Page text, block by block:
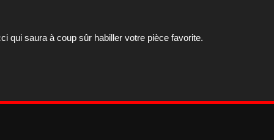
qui saura à coup sûr habiller votre pièce favorite.